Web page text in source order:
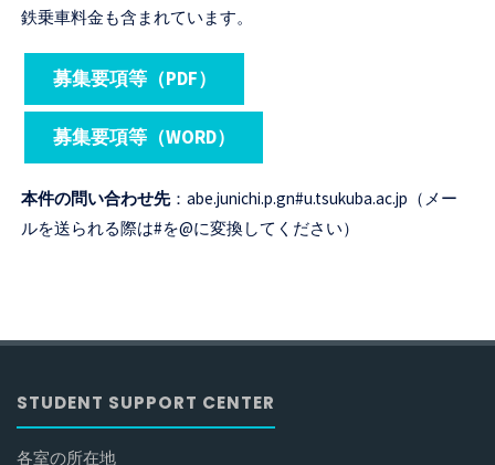
鉄乗車料金も含まれています。
募集要項等（PDF）
募集要項等（WORD）
本件の問い合わせ先：abe.junichi.p.gn#u.tsukuba.ac.jp（メー
ルを送られる際は#を@に変換してください）
STUDENT SUPPORT CENTER
各室の所在地